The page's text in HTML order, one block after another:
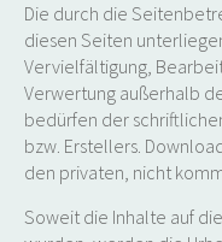
Die durch die
diesen Seiten
Vervielfältigung,
Verwertung außerhalb
bedürfen der
bzw. Erstellers.
den privaten, nicht
Soweit die Inhalte auf